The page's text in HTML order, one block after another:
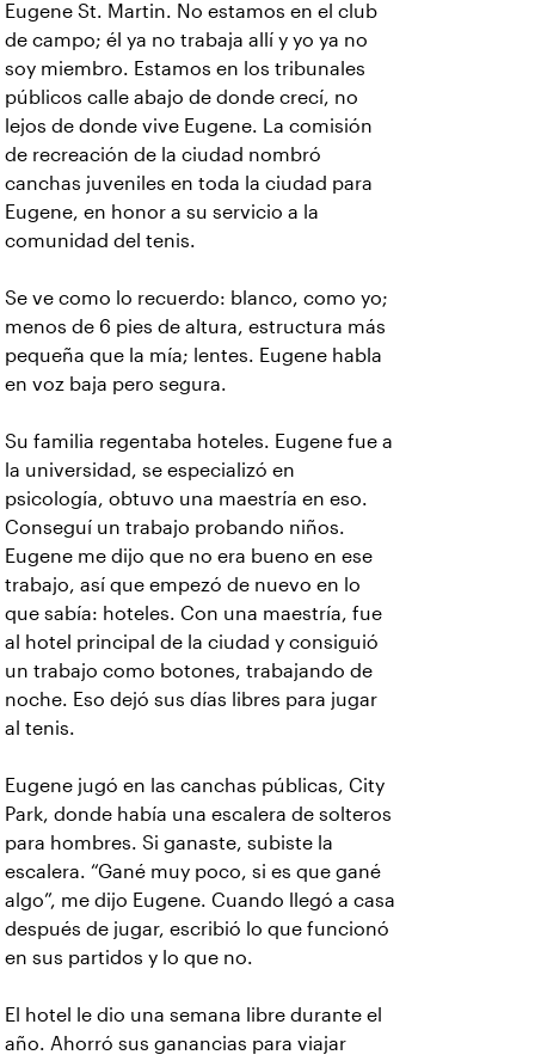
Eugene St. Martin. No estamos en el club
de campo; él ya no trabaja allí y yo ya no
soy miembro. Estamos en los tribunales
públicos calle abajo de donde crecí, no
lejos de donde vive Eugene. La comisión
de recreación de la ciudad nombró
canchas juveniles en toda la ciudad para
Eugene, en honor a su servicio a la
comunidad del tenis.
Se ve como lo recuerdo: blanco, como yo;
menos de 6 pies de altura, estructura más
pequeña que la mía; lentes. Eugene habla
en voz baja pero segura.
Su familia regentaba hoteles. Eugene fue a
la universidad, se especializó en
psicología, obtuvo una maestría en eso.
Conseguí un trabajo probando niños.
Eugene me dijo que no era bueno en ese
trabajo, así que empezó de nuevo en lo
que sabía: hoteles. Con una maestría, fue
al hotel principal de la ciudad y consiguió
un trabajo como botones, trabajando de
noche. Eso dejó sus días libres para jugar
al tenis.
Eugene jugó en las canchas públicas, City
Park, donde había una escalera de solteros
para hombres. Si ganaste, subiste la
escalera. “Gané muy poco, si es que gané
algo”, me dijo Eugene. Cuando llegó a casa
después de jugar, escribió lo que funcionó
en sus partidos y lo que no.
El hotel le dio una semana libre durante el
año. Ahorró sus ganancias para viajar